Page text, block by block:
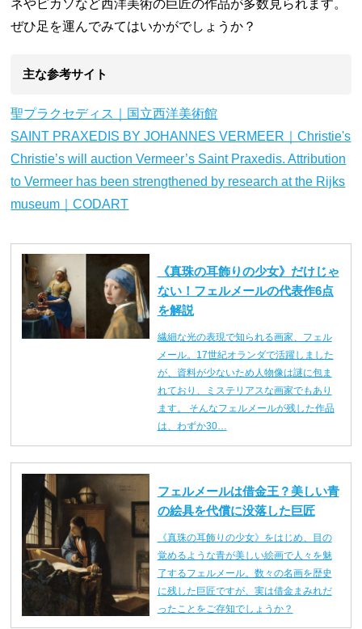
ネやピカソなど西洋美術の巨匠の作品が多数見られます。
ぜひ足を運んでみてはいかがでしょうか？
主な参考サイト
聖プラクセディス｜国立西洋美術館
SAINT PRAXEDIS BY JOHANNES VERMEER｜Christie's
Christie’s will auction Vermeer’s Saint Praxedis. Attribution
to Vermeer has been strengthened by research at the Rijks
museum｜CODART
《真珠の耳飾りの少女》だけじゃ
ない！フェルメールの代表作6点
を解説
繊細な光の表現で知られる画家、フェル
メール。17世紀オランダで活躍しました
が、資料が少ないため人物像は謎に包ま
れており、ミステリアスな画家でもあり
ます。 そんなフェルメールが残した作品
は、わずか30…
フェルメールは借金王？美しい青
の絵具を代償に没落した巨匠
《真珠の耳飾りの少女》をはじめ、目の
覚めるような青が美しい絵画で人々を魅
了するフェルメール。数々の名画を歴史
に残した巨匠ですが、実は借金まみれだ
ったことをご存知でしょうか？